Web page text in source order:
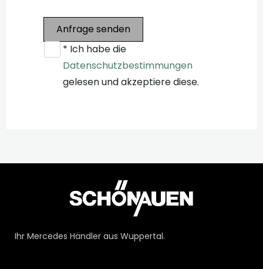
Anfrage senden
* Ich habe die
Datenschutzbestimmungen
gelesen und akzeptiere diese.
Ihr Mercedes Händler aus Wuppertal.